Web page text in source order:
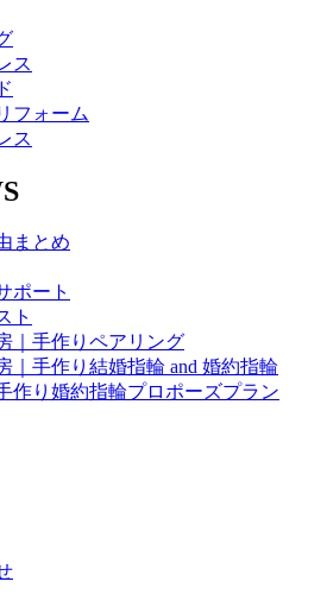
ス
フォーム
ス
まとめ
ポート
ト
｜手作りペアリング
｜手作り結婚指輪 and 婚約指輪
作り婚約指輪プロポーズプラン